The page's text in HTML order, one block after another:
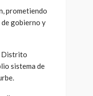
prometiendo
gobierno y
Distrito
sistema de